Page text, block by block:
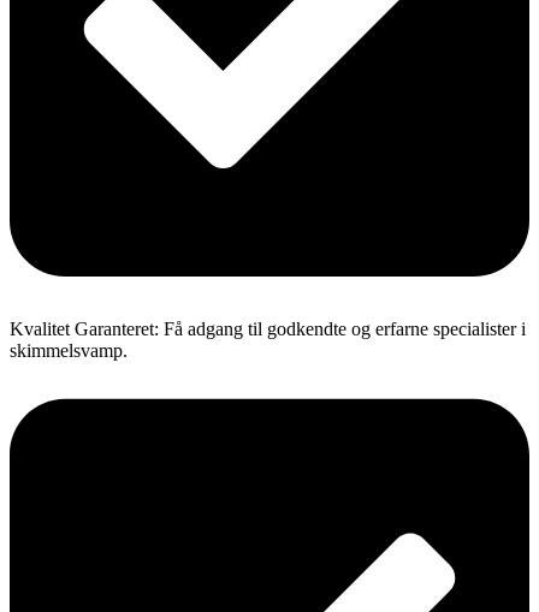
Kvalitet Garanteret: Få adgang til godkendte og erfarne specialister i
skimmelsvamp.